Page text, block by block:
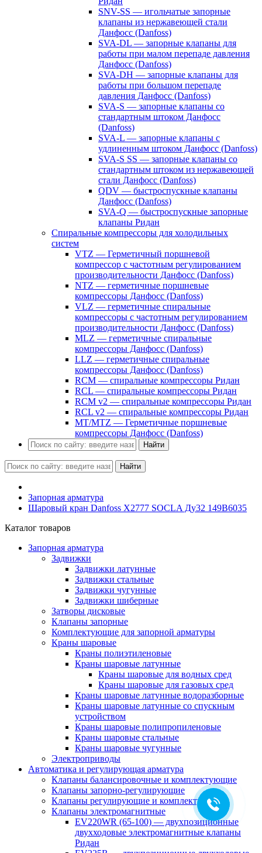
SNV-SS — игольчатые запорные
клапаны из нержавеющей стали
Данфосс (Danfoss)
SVA-DL — запорные клапаны для
работы при малом перепаде давления
Данфосс (Danfoss)
SVA-DH — запорные клапаны для
работы при большом перепаде
давления Данфосс (Danfoss)
SVA-S — запорные клапаны со
стандартным штоком Данфосс
(Danfoss)
SVA-L — запорные клапаны с
удлиненным штоком Данфосс (Danfoss)
SVA-S SS — запорные клапаны со
стандартным штоком из нержавеющей
стали Данфосс (Danfoss)
QDV — быстроспускные клапаны
Данфосс (Danfoss)
SVA-Q — быстроспускные запорные
клапаны Ридан
Спиральные компрессоры для холодильных
систем
VTZ — Герметичный поршневой
компрессор с частотным регулированием
производительности Данфосс (Danfoss)
NTZ — герметичные поршневые
компрессоры Данфосс (Danfoss)
VLZ — герметичные спиральные
компрессоры с частотным регулированием
производительности Данфосс (Danfoss)
MLZ — герметичные спиральные
компрессоры Данфосс (Danfoss)
LLZ — герметичные спиральные
компрессоры Данфосс (Danfoss)
RCM — спиральные компрессоры Ридан
RCL — спиральные компрессоры Ридан
RCM v2 — спиральные компрессоры Ридан
RCL v2 — спиральные компрессоры Ридан
MT/MTZ — Герметичные поршневые
компрессоры Данфосс (Danfoss)
Найти
Найти
Запорная арматура
Шаровый кран Danfoss Х2777 SOCLA Ду32 149B6035
Каталог товаров
Запорная арматура
Задвижки
Задвижки латунные
Задвижки стальные
Задвижки чугунные
Задвижки шиберные
Затворы дисковые
Клапаны запорные
Комплектующие для запорной арматуры
Краны шаровые
Краны полиэтиленовые
Краны шаровые латунные
Краны шаровые для водных сред
Краны шаровые для газовых сред
Краны шаровые латунные водоразборные
Краны шаровые латунные со спускным
устройством
Краны шаровые полипропиленовые
Краны шаровые стальные
Краны шаровые чугунные
Электроприводы
Автоматика и регулирующая арматура
Клапаны балансировочные и комплектующие
Клапаны запорно-регулирующие
Клапаны регулирующие и комплектующие
Клапаны электромагнитные
EV220WR (65-100) — двухпозиционные
двухходовые электромагнитные клапаны
Ридан